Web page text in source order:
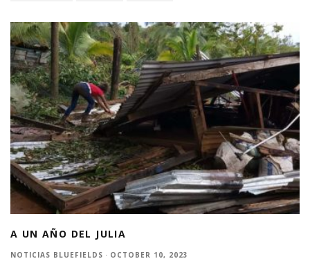
A UN AÑO DEL JULIA
NOTICIAS BLUEFIELDS · OCTOBER 10, 2023